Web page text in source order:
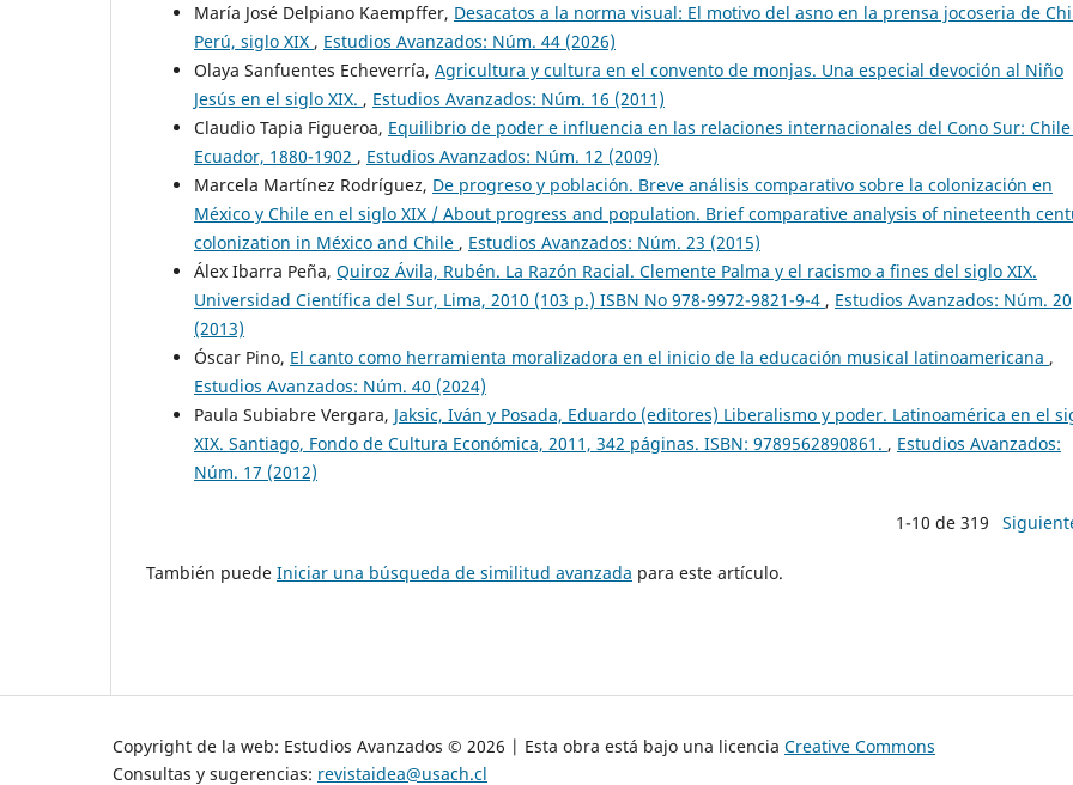
María José Delpiano Kaempffer, Desacatos a la norma visual: El motivo del asno en la prensa jocoseria de
Perú, siglo XIX , Estudios Avanzados: Núm. 44 (2026)
Olaya Sanfuentes Echeverría, Agricultura y cultura en el convento de monjas. Una especial devoción al Niño
Jesús en el siglo XIX. , Estudios Avanzados: Núm. 16 (2011)
Claudio Tapia Figueroa, Equilibrio de poder e influencia en las relaciones internacionales del Cono Sur:
Ecuador, 1880-1902 , Estudios Avanzados: Núm. 12 (2009)
Marcela Martínez Rodríguez, De progreso y población. Breve análisis comparativo sobre la colonización en
México y Chile en el siglo XIX / About progress and population. Brief comparative analysis of nineteenth
colonization in México and Chile , Estudios Avanzados: Núm. 23 (2015)
Álex Ibarra Peña, Quiroz Ávila, Rubén. La Razón Racial. Clemente Palma y el racismo a fines del siglo XIX.
Universidad Científica del Sur, Lima, 2010 (103 p.) ISBN No 978-9972-9821-9-4 , Estudios Avanzados: Núm. 20
(2013)
Óscar Pino, El canto como herramienta moralizadora en el inicio de la educación musical latinoamericana ,
Estudios Avanzados: Núm. 40 (2024)
Paula Subiabre Vergara, Jaksic, Iván y Posada, Eduardo (editores) Liberalismo y poder. Latinoamérica en el
XIX. Santiago, Fondo de Cultura Económica, 2011, 342 páginas. ISBN: 9789562890861. , Estudios Avanzados:
Núm. 17 (2012)
1-10 de 319
También puede Iniciar una búsqueda de similitud avanzada para este artículo.
Copyright de la web: Estudios Avanzados © 2026 | Esta obra está bajo una licencia Creative Commons
Consultas y sugerencias: revistaidea@usach.cl